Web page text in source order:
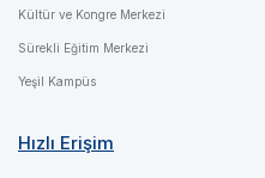
Kültür ve Kongre Merkezi
Sürekli Eğitim Merkezi
Yeşil Kampüs
Hızlı Erişim